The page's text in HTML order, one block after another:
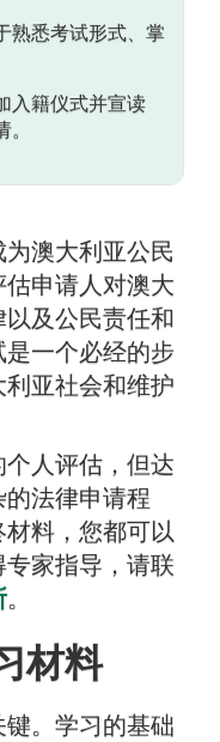
熟悉考试形式、掌
入籍仪式并宣读
为澳大利亚公民
申请人对澳大
及公民责任和
一个必经的步
亚社会和维护
人评估，但达
法律申请程
料，您都可以
家指导，请联
。
材料
。学习的基础